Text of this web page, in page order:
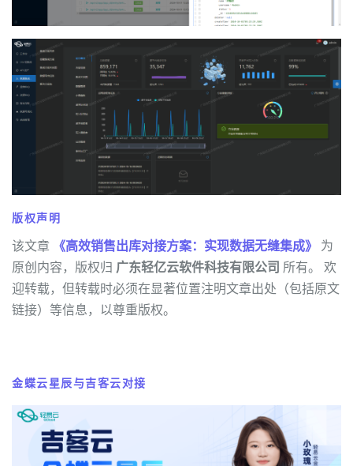
版权声明
该文章 《高效销售出库对接方案：实现数据无缝集成》 为
原创内容，版权归 广东轻亿云软件科技有限公司 所有。 欢
迎转载，但转载时必须在显著位置注明文章出处（包括原文
链接）等信息，以尊重版权。
金蝶云星辰与吉客云对接